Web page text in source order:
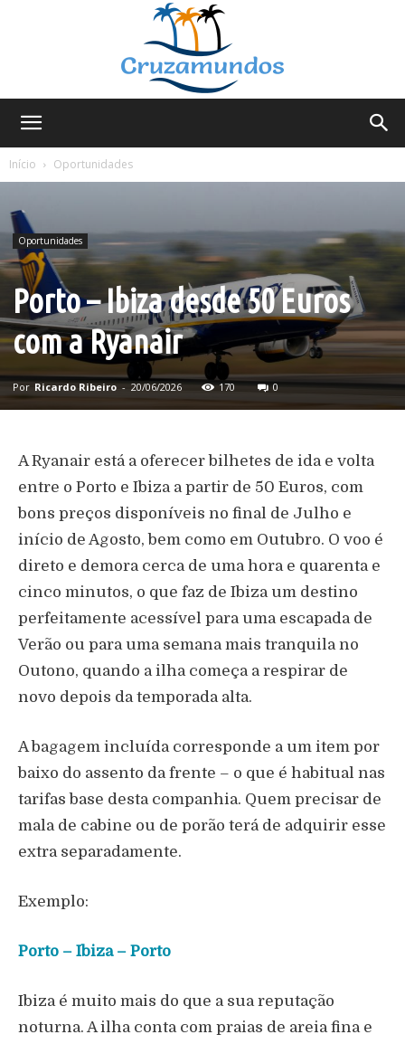
Início
Oportunidades
Oportunidades
Porto – Ibiza desde 50 Euros
com a Ryanair
Por Ricardo Ribeiro - 20/06/2026 170 0
A Ryanair está a oferecer bilhetes de ida e volta
entre o Porto e Ibiza a partir de 50 Euros, com
bons preços disponíveis no final de Julho e
início de Agosto, bem como em Outubro. O voo é
direto e demora cerca de uma hora e quarenta e
cinco minutos, o que faz de Ibiza um destino
perfeitamente acessível para uma escapada de
Verão ou para uma semana mais tranquila no
Outono, quando a ilha começa a respirar de
novo depois da temporada alta.
A bagagem incluída corresponde a um item por
baixo do assento da frente – o que é habitual nas
tarifas base desta companhia. Quem precisar de
mala de cabine ou de porão terá de adquirir esse
extra separadamente.
Exemplo:
Porto – Ibiza – Porto
Ibiza é muito mais do que a sua reputação
noturna. A ilha conta com praias de areia fina e